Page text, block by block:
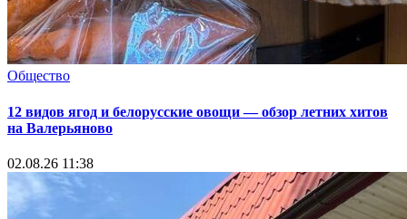
Общество
12 видов ягод и белорусские овощи — обзор летних хитов
на Валерьяново
02.08.26 11:38